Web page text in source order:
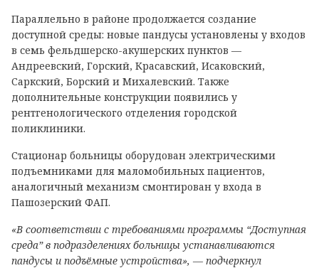
Параллельно в районе продолжается создание
доступной среды: новые пандусы установлены у входов
в семь фельдшерско-акушерских пунктов —
Андреевский, Горский, Красавский, Исаковский,
Саркский, Борский и Михалевский. Также
дополнительные конструкции появились у
рентгенологического отделения городской
поликлиники.
Стационар больницы оборудован электрическими
подъемниками для маломобильных пациентов,
аналогичный механизм смонтирован у входа в
Пашозерский ФАП.
«В соответствии с требованиями программы “Доступная
среда” в подразделениях больницы устанавливаются
пандусы и подъёмные устройства», — подчеркнул